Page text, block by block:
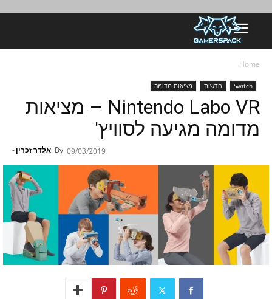
Home
Switch חדשות מציאות מדומה
Nintendo Labo VR – מציאות
מדומה מגיעה לסוויץ'
By אלדר זכרין- 09/03/2019